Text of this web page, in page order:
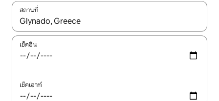
สถานที่
ใช้ลูกศรขึ้นลง หรือใช้การสัมผัสหรือปัด เพื่อสำรวจผลการค้นหา
เช็คอิน
เช็คเอาท์